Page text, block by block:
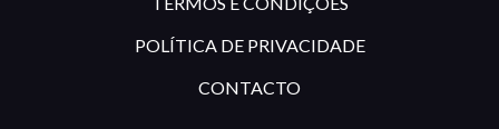
POLÍTICA DE PRIVACIDADE
CONTACTO